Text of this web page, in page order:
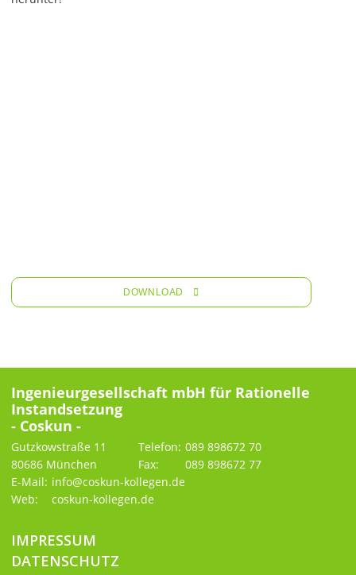
DOWNLOAD
Ingenieurgesellschaft mbH für Rationelle
Instandsetzung
- Coskun -
Gutzkowstraße 11
80686 München
Telefon: 089 898672 70
Fax:
089 898672 77
E-Mail: info@coskun-kollegen.de
Web:
coskun-kollegen.de
IMPRESSUM
DATENSCHUTZ